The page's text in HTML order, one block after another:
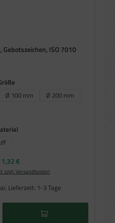
ISO 7010
auswählen
Ø 100 mm
Ø 200 mm
Preis:
1,32 €
zzgl. Versandkosten
Lieferzeit: 1-3 Tage
ein oder benutze die Schaltflächen um die Anzahl zu